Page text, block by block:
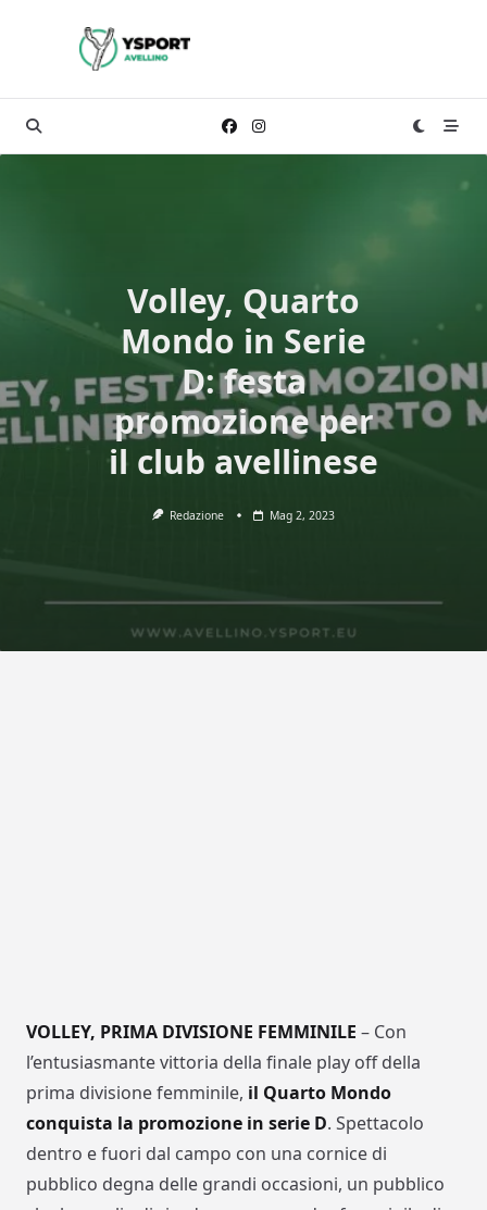
Volley, Quarto
Mondo in Serie
D: festa
promozione per
il club avellinese
Redazione Mag 2, 2023
VOLLEY, PRIMA DIVISIONE FEMMINILE – Con
l’entusiasmante vittoria della finale play off della
prima divisione femminile, il Quarto Mondo
conquista la promozione in serie D. Spettacolo
dentro e fuori dal campo con una cornice di
pubblico degna delle grandi occasioni, un pubblico